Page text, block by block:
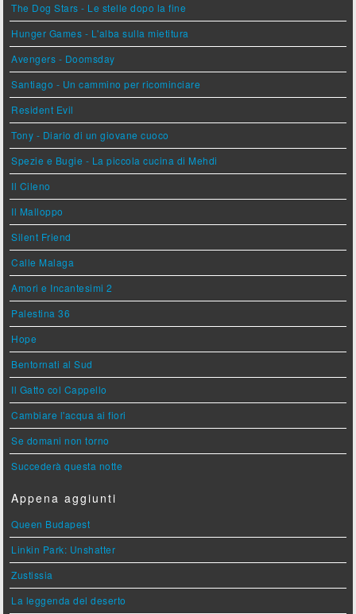
The Dog Stars - Le stelle dopo la fine
Hunger Games - L'alba sulla mietitura
Avengers - Doomsday
Santiago - Un cammino per ricominciare
Resident Evil
Tony - Diario di un giovane cuoco
Spezie e Bugie - La piccola cucina di Mehdi
Il Cileno
Il Malloppo
Silent Friend
Calle Malaga
Amori e Incantesimi 2
Palestina 36
Hope
Bentornati al Sud
Il Gatto col Cappello
Cambiare l'acqua ai fiori
Se domani non torno
Succederà questa notte
Appena aggiunti
Queen Budapest
Linkin Park: Unshatter
Zustissia
La leggenda del deserto